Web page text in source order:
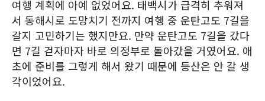
여행 계획에 아예 없었어요. 태백시가 급격히 추워져
서 동해시로 도망치기 전까지 여행 중 운탄고도 7길을
갈지 고민하기는 했지만요. 만약 운탄고도 7길을 갔다
면 7길 걷자마자 바로 의정부로 돌아갔을 거였어요. 애
초에 준비를 그렇게 해서 왔기 때문에 등산은 안 갈 생
각이었어요.